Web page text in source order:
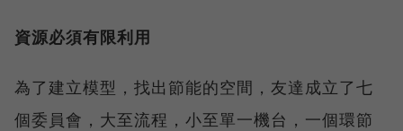
資源必須有限利用
為了建立模型，找出節能的空間，友達成立了七
個委員會，大至流程，小至單一機台，一個環節